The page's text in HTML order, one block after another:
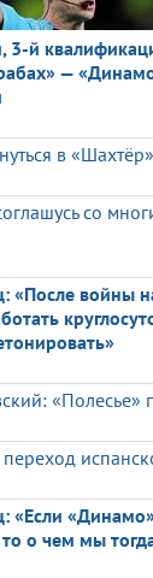
3-й
—
в «Шахтёр»
со
«После войны
«Полесье»
«Если
о чем мы